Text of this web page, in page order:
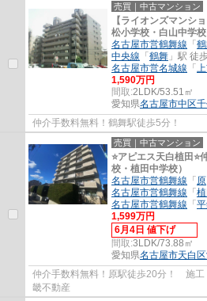
売買｜中古マンション
【ライオンズマンシ
松小学校・白山中学校
名古屋市営鶴舞線 「
中央線 「 鶴舞 」駅 徒
名古屋市営名城線 「
1,590万円
間取:2LDK/53.51㎡
愛知県名古屋市中区
仲介手数料無料！鶴舞駅徒歩5分！
売買｜中古マンション
⭐アピエス天白植田
校・植田中学校）
名古屋市営鶴舞線 「 原
名古屋市営鶴舞線 「
名古屋市営鶴舞線 「
1,599万円
6月4日 値下げ
間取:3LDK/73.88㎡
愛知県名古屋市天白区
仲介手数料無料！原駅徒歩20分！ 施
畿不動産